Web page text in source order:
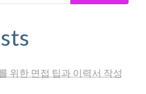
위한 면접 팁과 이력서 작성